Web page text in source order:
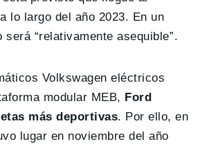
lo largo del año 2023. En un
“relativamente asequible”.
Volkswagen eléctricos
modular MEB, Ford
más deportivas. Por ello, en
lugar en noviembre del año